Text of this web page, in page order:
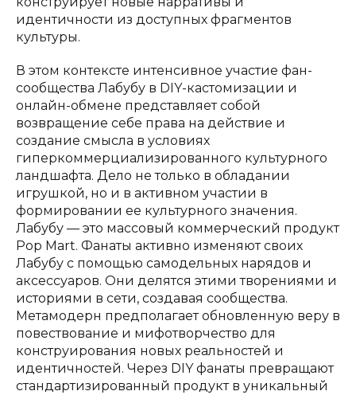
идентичности из доступных фрагментов
культуры.
В этом контексте интенсивное участие фан-
сообщества Лабубу в DIY-кастомизации и
онлайн-обмене представляет собой
возвращение себе права на действие и
создание смысла в условиях
гиперкоммерциализированного культурного
ландшафта. Дело не только в обладании
игрушкой, но и в активном участии в
формировании ее культурного значения.
Лабубу — это массовый коммерческий продукт
Pop Mart. Фанаты активно изменяют своих
Лабубу с помощью самодельных нарядов и
аксессуаров. Они делятся этими творениями и
историями в сети, создавая сообщества.
Метамодерн предполагает обновленную веру в
повествование и мифотворчество для
конструирования новых реальностей и
идентичностей. Через DIY фанаты превращают
стандартизированный продукт в уникальный